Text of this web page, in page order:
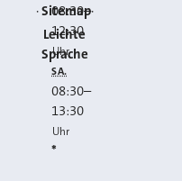
Sitemap
Leichte
Sprache
08:30–
12:30
Uhr
SA.
08:30–
13:30
Uhr
*